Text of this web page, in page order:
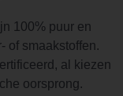
100% puur en
of smaakstoffen.
al kiezen
oorsprong.